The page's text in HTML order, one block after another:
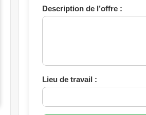
Description de l’offre :
Lieu de travail :